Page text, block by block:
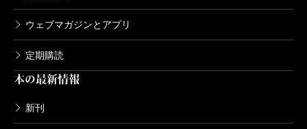
ウェブマガジンとアプリ
定期購読
本の最新情報
新刊